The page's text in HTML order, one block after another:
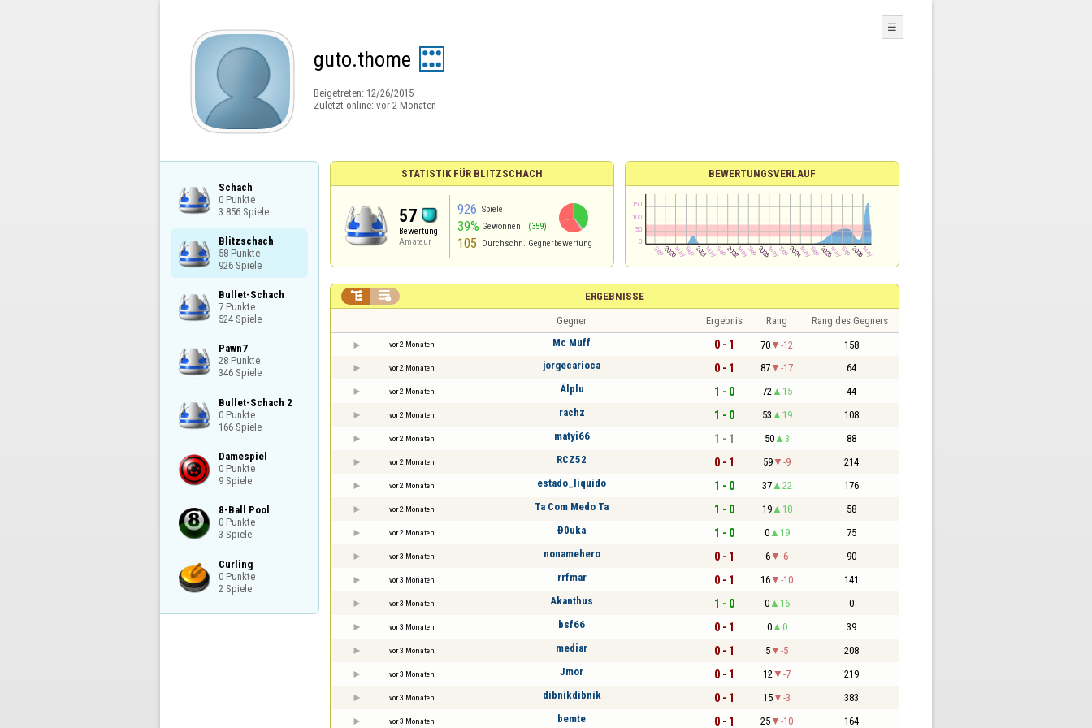
guto.thome
Beigetreten: 12/26/2015
Zuletzt online: vor 2 Monaten
☰
Schach
0 Punkte
3.856 Spiele
Blitzschach
58 Punkte
926 Spiele
Bullet-Schach
7 Punkte
524 Spiele
Pawn7
28 Punkte
346 Spiele
Bullet-Schach 2
0 Punkte
166 Spiele
Damespiel
0 Punkte
9 Spiele
8-Ball Pool
0 Punkte
3 Spiele
Curling
0 Punkte
2 Spiele
STATISTIK FÜR BLITZSCHACH
57
Bewertung
Amateur
926 Spiele
39% Gewonnen (359)
105 Durchschn. Gegnerbewertung
BEWERTUNGSVERLAUF
ERGEBNISSE
 
Gegner Ergebnis Rang Rang des Gegners
vor 2 Monaten Mc Muff 0 - 1 70 -12 158
vor 2 Monaten jorgecarioca 0 - 1 87 -17 64
vor 2 Monaten Álplu 1 - 0 72 15 44
vor 2 Monaten rachz 1 - 0 53 19 108
vor 2 Monaten matyi66 1 - 1 50 3 88
vor 2 Monaten RCZ52 0 - 1 59 -9 214
vor 2 Monaten estado_liquido 1 - 0 37 22 176
vor 2 Monaten Ta Com Medo Ta 1 - 0 19 18 58
vor 2 Monaten Đ0uka 1 - 0 0 19 75
vor 3 Monaten nonamehero 0 - 1 6 -6 90
vor 3 Monaten rrfmar 0 - 1 16 -10 141
vor 3 Monaten Akanthus 1 - 0 0 16 0
vor 3 Monaten bsf66 0 - 1 0 0 39
vor 3 Monaten mediar 0 - 1 5 -5 208
vor 3 Monaten Jmor 0 - 1 12 -7 219
vor 3 Monaten dibnikdibnik 0 - 1 15 -3 383
vor 3 Monaten bemte 0 - 1 25 -10 164